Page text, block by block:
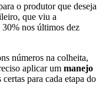
o produtor que deseja
que viu a
nos últimos dez
números na colheita,
aplicar um manejo
para cada etapa do